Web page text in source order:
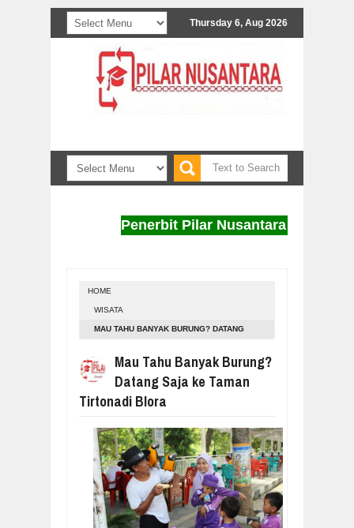
Thursday 6, Aug 2026
Penerbit Pilar Nusantara menerima
HOME
WISATA
MAU TAHU BANYAK BURUNG? DATANG
Mau Tahu Banyak Burung?
Datang Saja ke Taman
Tirtonadi Blora